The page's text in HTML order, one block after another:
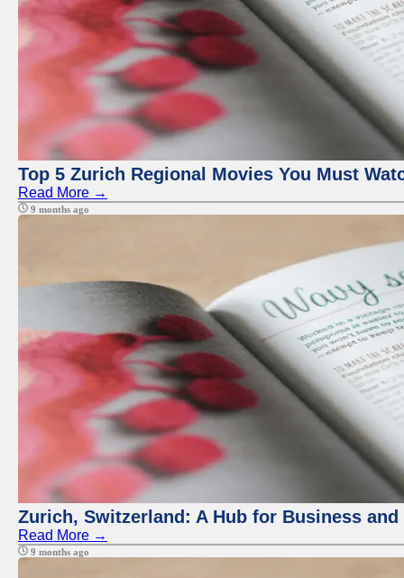
Top 5 Zurich Regional Movies You Must
Read More →
9 months ago
Zurich, Switzerland: A Hub for Business and
Read More →
9 months ago